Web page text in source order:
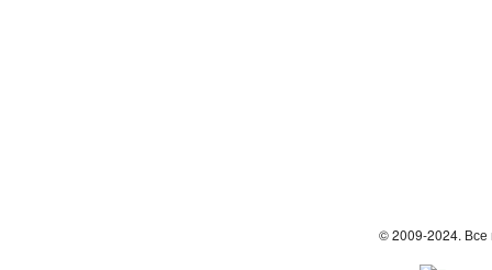
© 2009-2024.